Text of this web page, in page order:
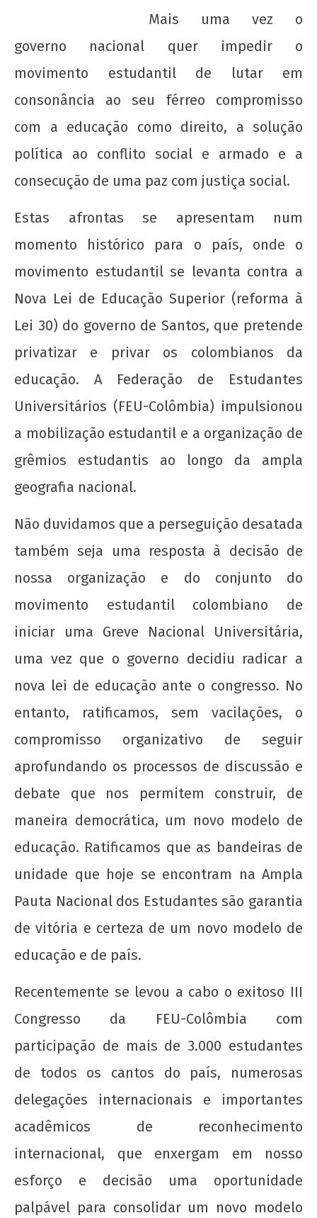
Estudantes Universitários (FEU-Colômbia)
22 de
de
wp-
admin
A Munição da Direita Não é Travesti
22 de
agosto
2012
wp-
admin
22 de
agosto
2012
wp-
admin
59° CONUNE na UFS, o Coletivo Quilombo (PT)
UNE!
22 de
de
2012
wp-
admin
Mais uma vez o
governo nacional quer impedir o
movimento estudantil de lutar em
consonância ao seu férreo compromisso
com a educação como direito, a solução
política ao conflito social e armado e a
consecução de uma paz com justiça social.
Estas afrontas se apresentam num
momento histórico para o país, onde o
movimento estudantil se levanta contra a
Nova Lei de Educação Superior (reforma à
Lei 30) do governo de Santos, que pretende
privatizar e privar os colombianos da
educação. A Federação de Estudantes
Universitários (FEU-Colômbia) impulsionou
a mobilização estudantil e a organização de
grêmios estudantis ao longo da ampla
geografia nacional.
Não duvidamos que a perseguição desatada
também seja uma resposta à decisão de
nossa organização e do conjunto do
movimento estudantil colombiano de
iniciar uma Greve Nacional Universitária,
uma vez que o governo decidiu radicar a
nova lei de educação ante o congresso. No
entanto, ratificamos, sem vacilações, o
compromisso organizativo de seguir
aprofundando os processos de discussão e
debate que nos permitem construir, de
maneira democrática, um novo modelo de
educação. Ratificamos que as bandeiras de
unidade que hoje se encontram na Ampla
Pauta Nacional dos Estudantes são garantia
de vitória e certeza de um novo modelo de
educação e de país.
Recentemente se levou a cabo o exitoso III
Congresso da FEU-Colômbia com
participação de mais de 3.000 estudantes
de todos os cantos do país, numerosas
delegações internacionais e importantes
acadêmicos de reconhecimento
internacional, que enxergam em nosso
esforço e decisão uma oportunidade
palpável para consolidar um novo modelo